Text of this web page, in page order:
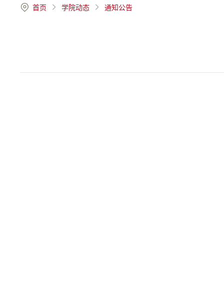
首页 学院动态 通知公告